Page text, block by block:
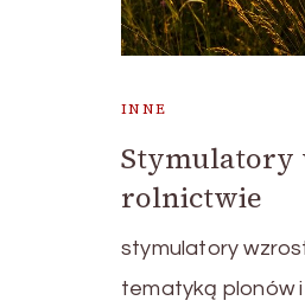
INNE
Stymulatory
rolnictwie
stymulatory
tematyką plonów